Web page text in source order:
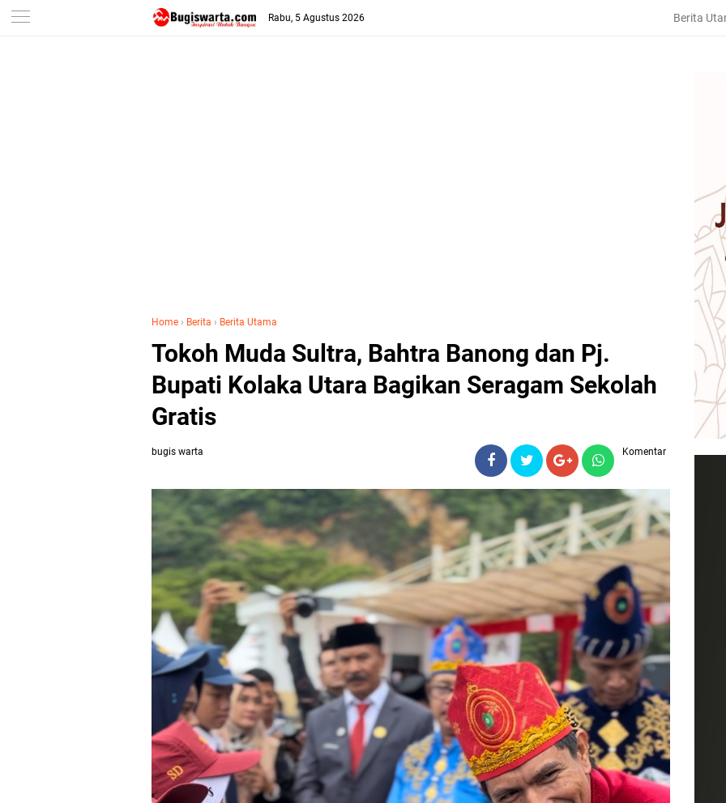
-->
Rabu, 5 Agustus 2026 Berita
Home › Berita › Berita Utama
Tokoh Muda Sultra, Bahtra Banong dan Pj.
Bupati Kolaka Utara Bagikan Seragam Sekolah
Gratis
bugis warta Komentar